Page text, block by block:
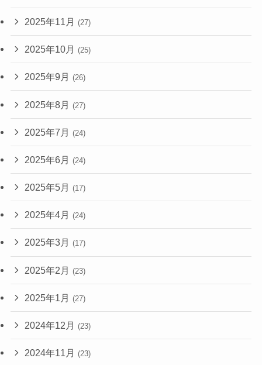
2025年11月 (27)
2025年10月 (25)
2025年9月 (26)
2025年8月 (27)
2025年7月 (24)
2025年6月 (24)
2025年5月 (17)
2025年4月 (24)
2025年3月 (17)
2025年2月 (23)
2025年1月 (27)
2024年12月 (23)
2024年11月 (23)